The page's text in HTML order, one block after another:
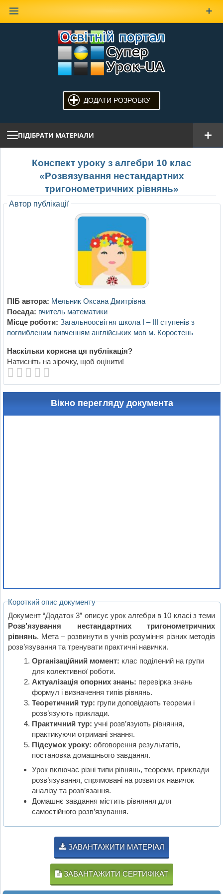
ДОДАТИ РОЗРОБКУ
ПІДІБРАТИ МАТЕРІАЛИ
Конспект уроку з алгебри 10 клас
«Розвязування нестандартних
тригонометричних рівнянь»
Автор публікації
ПІБ автора: Мельник Оксана Дмитрівна
Посада: вчитель математики
Місце роботи: Загальноосвітня школа І – ІІІ ступенів з
поглибленим вивченням англійських мов м. Коростень
Наскільки корисна ця публікація?
Натисніть на зірочку, щоб оцінити!
Вікно перегляду документа
Короткий опис документу
Документ “Додаток 3” описує урок алгебри в 10 класі з теми
Розв’язування нестандартних тригонометричних
рівнянь. Мета – розвинути в учнів розуміння різних методів
розв’язування та тренувати практичні навички.
Організаційний момент: клас поділений на групи
для колективної роботи.
Актуалізація опорних знань: перевірка знань
формул і визначення типів рівнянь.
Теоретичний тур: групи доповідають теореми і
розв’язують приклади.
Практичний тур: учні розв’язують рівняння,
практикуючи отримані знання.
Підсумок уроку: обговорення результатів,
постановка домашнього завдання.
Урок включає різні типи рівнянь, теореми, приклади
розв’язування, спрямовані на розвиток навичок
аналізу та розв’язання.
Домашнє завдання містить рівняння для
самостійного розв’язування.
ЗАВАНТАЖИТИ МАТЕРІАЛ
ЗАВАНТАЖИТИ СЕРТИФІКАТ